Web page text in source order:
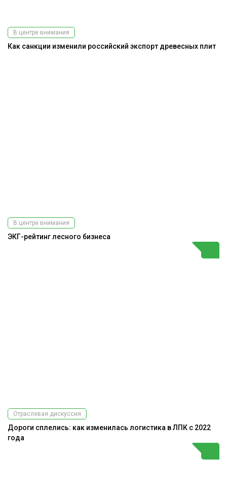
В центре внимания
Как санкции изменили российский экспорт древесных плит
В центре внимания
ЭКГ-рейтинг лесного бизнеса
Отраслевая дискуссия
Дороги сплелись: как изменилась логистика в ЛПК с 2022
года